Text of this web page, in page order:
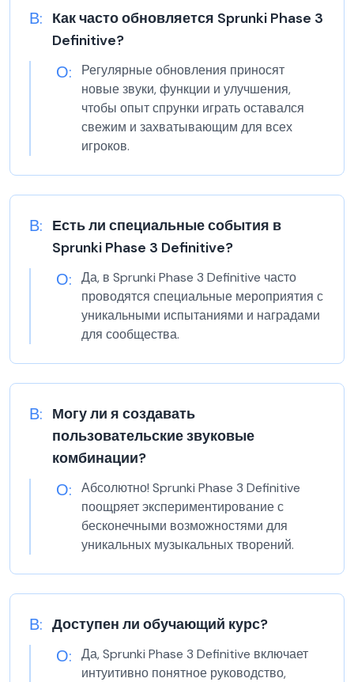
В: Как часто обновляется Sprunki Phase 3
Definitive?
О:
Регулярные обновления приносят
новые звуки, функции и улучшения,
чтобы опыт спрунки играть оставался
свежим и захватывающим для всех
игроков.
В: Есть ли специальные события в
Sprunki Phase 3 Definitive?
О:
Да, в Sprunki Phase 3 Definitive часто
проводятся специальные мероприятия с
уникальными испытаниями и наградами
для сообщества.
В: Могу ли я создавать
пользовательские звуковые
комбинации?
О:
Абсолютно! Sprunki Phase 3 Definitive
поощряет экспериментирование с
бесконечными возможностями для
уникальных музыкальных творений.
В: Доступен ли обучающий курс?
О:
Да, Sprunki Phase 3 Definitive включает
интуитивно понятное руководство,